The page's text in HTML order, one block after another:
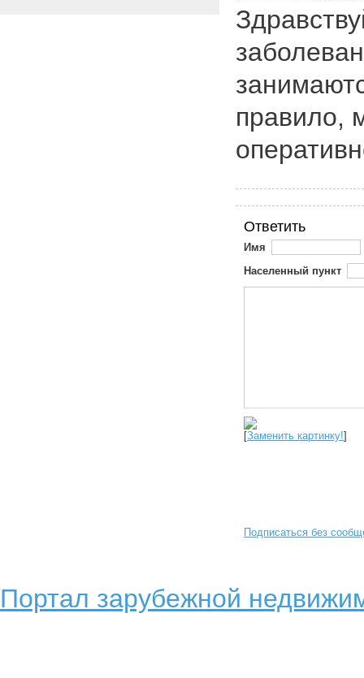
правило,
Ответить
Имя
Населенный пункт
[Заменить картинку!]
Подписаться без
Портал зарубежной